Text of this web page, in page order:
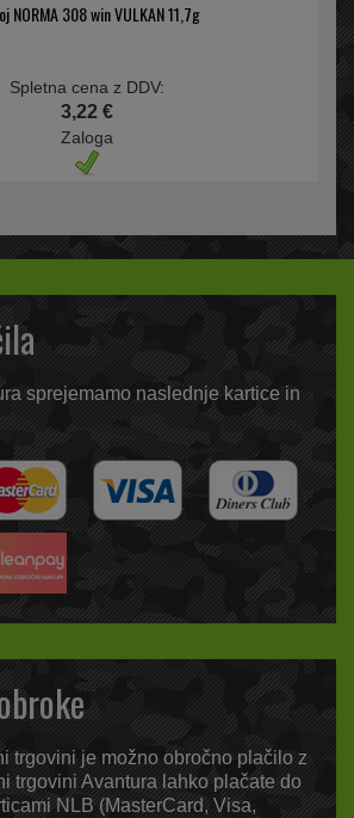
NORMA 308 win VULKAN 11,7g
Spletna cena z DDV:
3,22 €
Zaloga
sprejemamo naslednje kartice in
trgovini je možno obročno plačilo z
trgovini Avantura lahko plačate do
NLB (MasterCard, Visa,